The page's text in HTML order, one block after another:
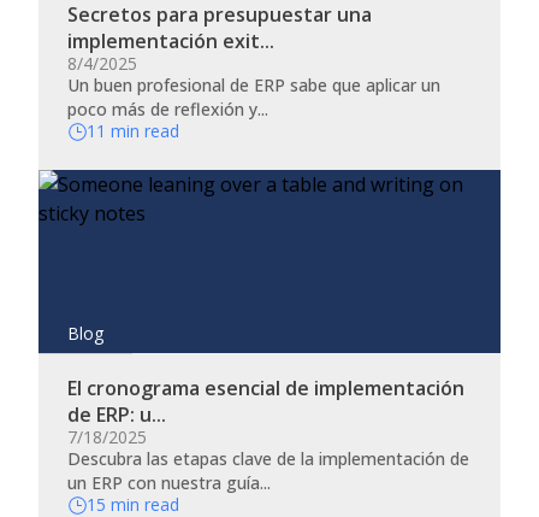
Secretos para presupuestar una
implementación exit...
8/4/2025
Un buen profesional de ERP sabe que aplicar un
poco más de reflexión y...
11 min read
Blog
El cronograma esencial de implementación
de ERP: u...
7/18/2025
Descubra las etapas clave de la implementación de
un ERP con nuestra guía...
15 min read